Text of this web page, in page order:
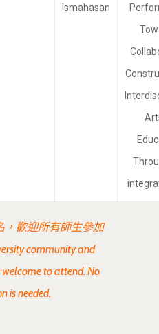
Ismahasan
，歡迎所有師生參加
community and
to attend. No
is needed.